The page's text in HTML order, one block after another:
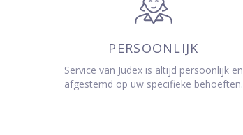
PERSOONLIJK
Service van Judex is altijd persoonlijk en
afgestemd op uw specifieke behoeften.